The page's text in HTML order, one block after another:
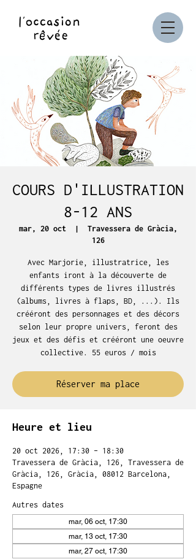
COURS D'ILLUSTRATION
8-12 ANS
mar, 20 oct
  |
Travessera de Gràcia,
126
Avec Marjorie, illustratrice, les
enfants iront à la découverte de
différents types de livres illustrés
(albums, livres à flaps, BD, ...). Ils
crééront des personnages et des décors
selon leur propre univers, feront des
jeux et des défis et crééront une oeuvre
collective. 55 euros / mois
Réserver ma place
Heure et lieu
20 oct 2026, 17:30 – 18:30
Travessera de Gràcia, 126, Travessera de
Gràcia, 126, Gràcia, 08012 Barcelona,
Espagne
Autres dates
mar, 06 oct, 17:30
mar, 13 oct, 17:30
mar, 27 oct, 17:30